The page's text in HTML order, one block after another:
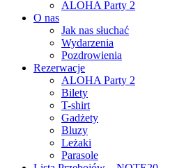
ALOHA Party 2
O nas
Jak nas słuchać
Wydarzenia
Pozdrowienia
Rezerwacje
ALOHA Party 2
Bilety
T-shirt
Gadżety
Bluzy
Leżaki
Parasole